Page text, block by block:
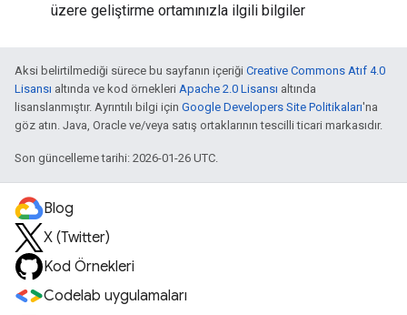
üzere geliştirme ortamınızla ilgili bilgiler
Aksi belirtilmediği sürece bu sayfanın içeriği Creative Commons Atıf 4.0
Lisansı altında ve kod örnekleri Apache 2.0 Lisansı altında
lisanslanmıştır. Ayrıntılı bilgi için Google Developers Site Politikaları'na
göz atın. Java, Oracle ve/veya satış ortaklarının tescilli ticari markasıdır.
Son güncelleme tarihi: 2026-01-26 UTC.
Blog
X (Twitter)
Kod Örnekleri
Codelab uygulamaları